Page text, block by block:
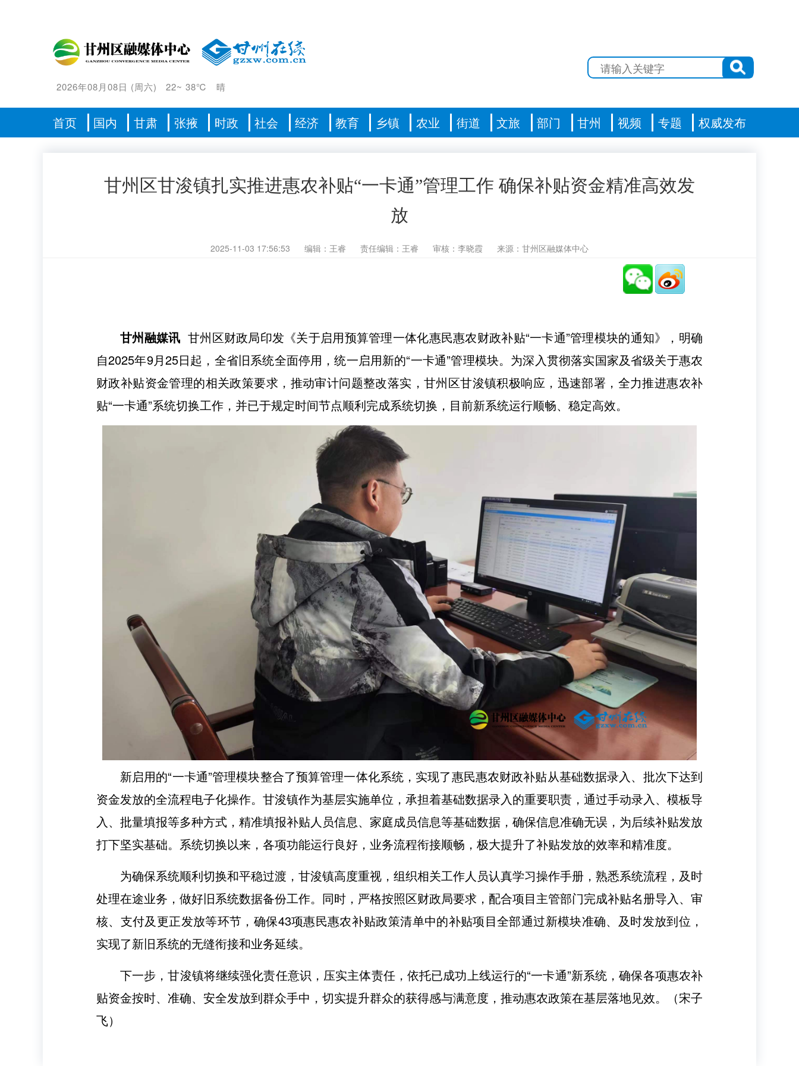
2026年08月08日 (周六) 22~ 38℃ 晴
首页 国内 甘肃 张掖 时政 社会 经济 教育 乡镇 农业 街道 文旅 部门 甘州 视频 专题 权威发布
甘州区甘浚镇扎实推进惠农补贴“一卡通”管理工作 确保补贴资金精准高效发
放
2025-11-03 17:56:53 编辑：王睿 责任编辑：王睿 审核：李晓霞 来源：甘州区融媒体中心
甘州融媒讯 甘州区财政局印发《关于启用预算管理一体化惠民惠农财政补贴“一卡通”管理模块的通知》，明确
自2025年9月25日起，全省旧系统全面停用，统一启用新的“一卡通”管理模块。 为深入贯彻落实国家及省级关于惠农
财政补贴资金管理的相关政策要求，推动审计问题整改落实，甘州区甘浚镇积极响应，迅速部署，全力推进惠农补
贴“一卡通”系统切换工作，并已于规定时间节点顺利完成系统切换，目前新系统运行顺畅、稳定高效。
新启用的“一卡通”管理模块整合了预算管理一体化系统，实现了惠民惠农财政补贴从基础数据录入、批次下达到
资金发放的全流程电子化操作。甘浚镇作为基层实施单位，承担着基础数据录入的重要职责，通过手动录入、模板导
入、批量填报等多种方式，精准填报补贴人员信息、家庭成员信息等基础数据，确保信息准确无误，为后续补贴发放
打下坚实基础。系统切换以来，各项功能运行良好，业务流程衔接顺畅，极大提升了补贴发放的效率和精准度。
为确保系统顺利切换和平稳过渡，甘浚镇高度重视，组织相关工作人员认真学习操作手册，熟悉系统流程，及时
处理在途业务，做好旧系统数据备份工作。同时，严格按照区财政局要求，配合项目主管部门完成补贴名册导入、审
核、支付及更正发放等环节，确保43项惠民惠农补贴政策清单中的补贴项目全部通过新模块准确、及时发放到位，
实现了新旧系统的无缝衔接和业务延续。
下一步，甘浚镇将继续强化责任意识，压实主体责任，依托已成功上线运行的“一卡通”新系统，确保各项惠农补
贴资金按时、准确、安全发放到群众手中，切实提升群众的获得感与满意度，推动惠农政策在基层落地见效。（宋子
飞）